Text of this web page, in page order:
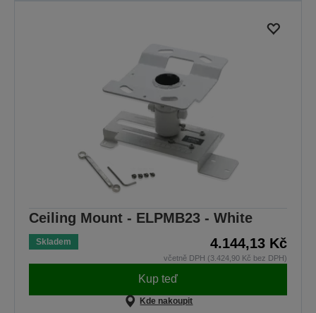
Ceiling Mount - ELPMB23 - White
Skladem 4.144,13 Kč
včetně DPH (3.424,90 Kč bez DPH)
Kup teď
Kde nakoupit